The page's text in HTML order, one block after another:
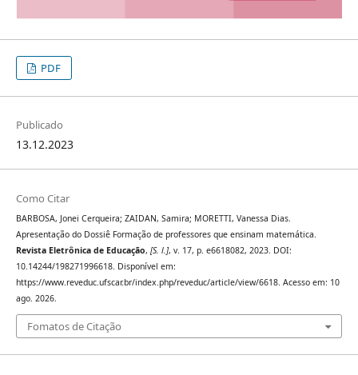
PDF
Publicado
13.12.2023
Como Citar
BARBOSA, Jonei Cerqueira; ZAIDAN, Samira; MORETTI, Vanessa Dias.
Apresentação do Dossiê Formação de professores que ensinam matemática.
Revista Eletrônica de Educação, [S. l.], v. 17, p. e6618082, 2023. DOI:
10.14244/198271996618. Disponível em:
https://www.reveduc.ufscar.br/index.php/reveduc/article/view/6618. Acesso em: 10
ago. 2026.
Fomatos de Citação